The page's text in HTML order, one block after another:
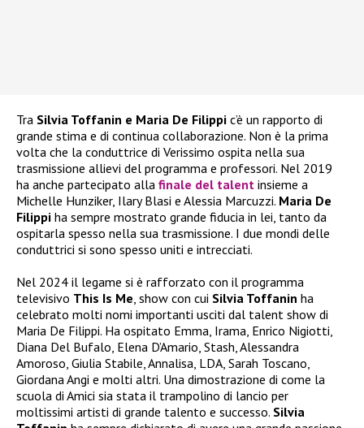
Tra Silvia Toffanin e Maria De Filippi c’è un rapporto di
grande stima e di continua collaborazione. Non è la prima
volta che la conduttrice di Verissimo ospita nella sua
trasmissione allievi del programma e professori. Nel 2019
ha anche partecipato alla finale del talent insieme a
Michelle Hunziker, Ilary Blasi e Alessia Marcuzzi. Maria De
Filippi ha sempre mostrato grande fiducia in lei, tanto da
ospitarla spesso nella sua trasmissione. I due mondi delle
conduttrici si sono spesso uniti e intrecciati.
Nel 2024 il legame si è rafforzato con il programma
televisivo This Is Me, show con cui Silvia Toffanin ha
celebrato molti nomi importanti usciti dal talent show di
Maria De Filippi. Ha ospitato Emma, Irama, Enrico Nigiotti,
Diana Del Bufalo, Elena D’Amario, Stash, Alessandra
Amoroso, Giulia Stabile, Annalisa, LDA, Sarah Toscano,
Giordana Angi e molti altri. Una dimostrazione di come la
scuola di Amici sia stata il trampolino di lancio per
moltissimi artisti di grande talento e successo. Silvia